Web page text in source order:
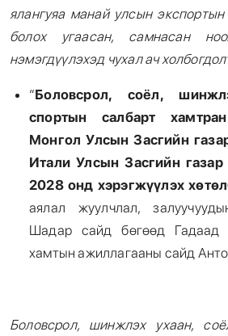
ялангуяа манай улсын экспортын
болох угаасан, самнасан
нэмэгдүүлэхэд чухал ач
“Боловсрол, соёл,
спортын салбарт
Монгол Улсын Засгийн
Итали Улсын Засгийн
2028 онд хэрэгжүүлэх
аялал жуулчлал,
Шадар сайд бөгөөд Гадаад
хамтын ажиллагааны сайд
Боловсрол, шинжлэх ухаан,